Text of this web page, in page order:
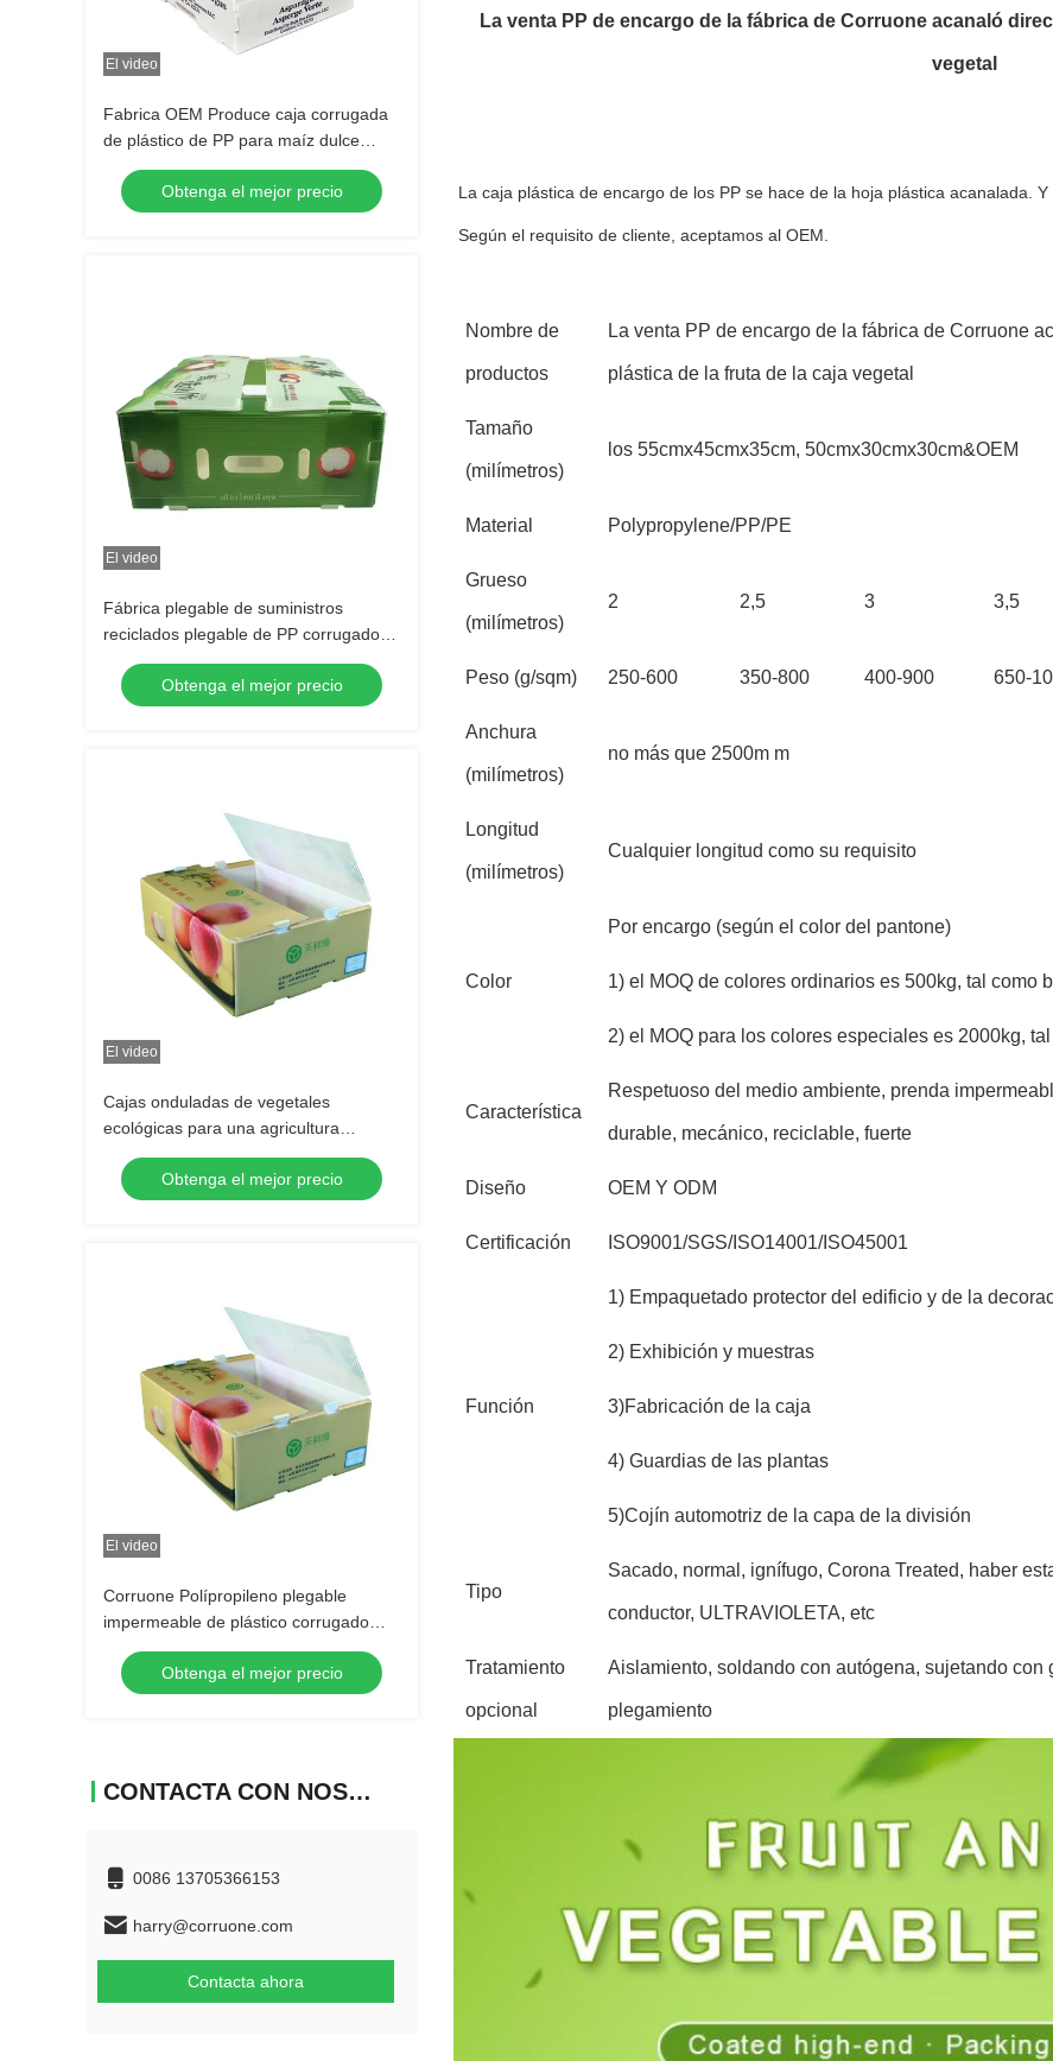
El video
Fabrica OEM Produce caja corrugada
de plástico de PP para maíz dulce
fresco brócoli berenjena caja de
jengibreObtenga el mejor precio
El video
Fábrica plegable de suministros
reciclados plegable de PP corrugado
Coroplast de plástico de frutas y
verduras cajaObtenga el mejor precio
El video
Cajas onduladas de vegetales
ecológicas para una agricultura
sostenible
Obtenga el mejor precio
El video
Corruone Polípropileno plegable
impermeable de plástico corrugado
Frutas y verduras Espargos / jengibre /
taro / okra Caja de embalaje
Obtenga el mejor precio
CONTACTA CON NOSOTROS
0086 13705366153
harry@corruone.com
Contacta ahora
La venta PP de encargo de la fábrica de Corruone acanaló
vegetal
La caja plástica de encargo de los PP se hace de la hoja plástica acanalada.
Según el requisito de cliente, aceptamos al OEM.
Nombre de
productos
La venta PP de encargo de la fábrica de Corruone
plástica de la fruta de la caja vegetal
Tamaño
(milímetros)
los 55cmx45cmx35cm, 50cmx30cmx30cm&OEM
Material Polypropylene/PP/PE
Grueso
(milímetros)
2 2,5 3 3,5
Peso (g/sqm) 250-600 350-800 400-900 650-
Anchura
(milímetros)
no más que 2500m m
Longitud
(milímetros)
Cualquier longitud como su requisito
Color
Por encargo (según el color del pantone)
1) el MOQ de colores ordinarios es 500kg, tal como
2) el MOQ para los colores especiales es 2000kg,
Característica
Respetuoso del medio ambiente, prenda
durable, mecánico, reciclable, fuerte
Diseño OEM Y ODM
Certificación ISO9001/SGS/ISO14001/ISO45001
Función
1) Empaquetado protector del edificio y de la
2) Exhibición y muestras
3)Fabricación de la caja
4) Guardias de las plantas
5)Cojín automotriz de la capa de la división
Tipo
Sacado, normal, ignífugo, Corona Treated, haber
conductor, ULTRAVIOLETA, etc
Tratamiento
opcional
Aislamiento, soldando con autógena, sujetando con
plegamiento